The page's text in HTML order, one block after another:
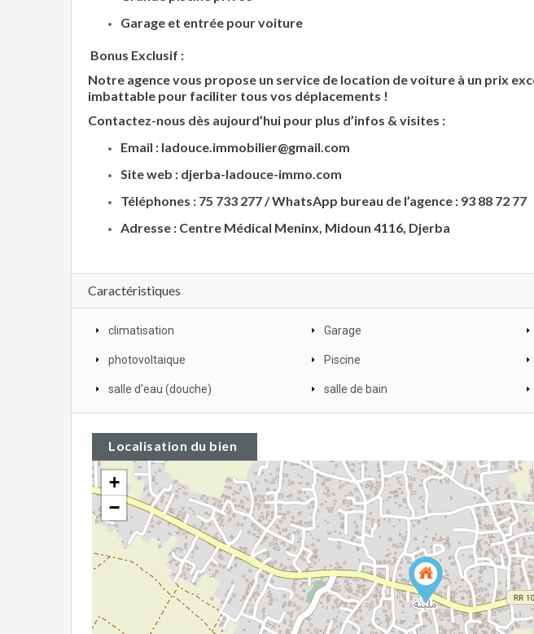
Garage et entrée pour voiture
Bonus Exclusif :
Notre agence vous propose un service de location de voiture à un prix
imbattable pour faciliter tous vos déplacements !
Contactez-nous dès aujourd’hui pour plus d’infos & visites :
Email : ladouce.immobilier@gmail.com
Site web : djerba-ladouce-immo.com
Téléphones : 75 733 277 / WhatsApp bureau de l’agence : 93 88 72 77
Adresse : Centre Médical Meninx, Midoun 4116, Djerba
Caractéristiques
climatisation Garage
photovoltaique Piscine
salle d'eau (douche) salle de bain
Localisation du bien
+
−